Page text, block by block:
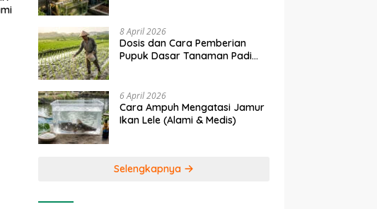
Pertanian Modern di Indonesia
8 April 2026
Dosis dan Cara Pemberian
Pupuk Dasar Tanaman Padi
6 April 2026
Cara Ampuh Mengatasi Jamur
Ikan Lele (Alami & Medis)
Selengkapnya